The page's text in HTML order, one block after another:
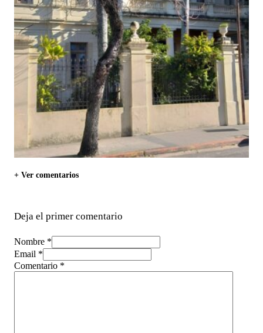
+ Ver comentarios
Deja el primer comentario
Nombre *
Email *
Comentario *